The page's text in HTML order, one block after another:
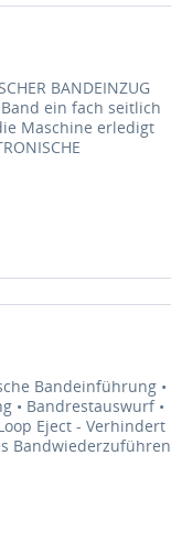
BANDEINZUG
ein fach seitlich
Maschine erledigt
Bandeinführung •
• Bandrestauswurf •
Eject - Verhindert
Bandwiederzuführen